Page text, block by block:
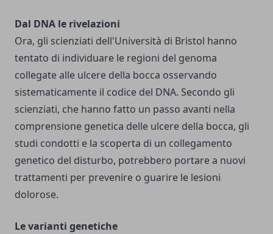
Dal DNA le rivelazioni
Ora, gli scienziati dell'Università di Bristol hanno
tentato di individuare le regioni del genoma
collegate alle ulcere della bocca osservando
sistematicamente il codice del DNA. Secondo gli
scienziati, che hanno fatto un passo avanti nella
comprensione genetica delle ulcere della bocca, gli
studi condotti e la scoperta di un collegamento
genetico del disturbo, potrebbero portare a nuovi
trattamenti per prevenire o guarire le lesioni
dolorose.
Le varianti genetiche